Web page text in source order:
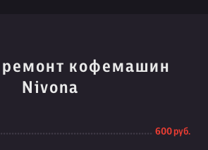
ремонт кофемашин
Nivona
600 руб.